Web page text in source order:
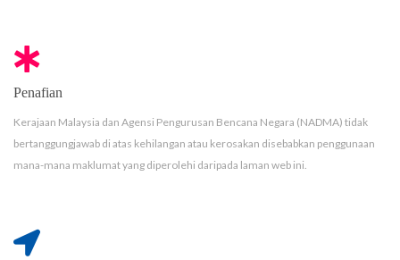
Penafian
Kerajaan Malaysia dan Agensi Pengurusan Bencana Negara (NADMA) tidak
bertanggungjawab di atas kehilangan atau kerosakan disebabkan penggunaan
mana-mana maklumat yang diperolehi daripada laman web ini.